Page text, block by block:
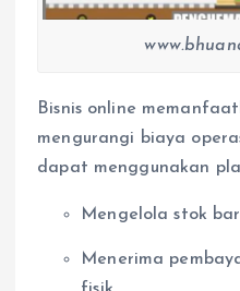
Bisnis online
mengurangi biaya
dapat menggunakan
Mengelola stok
Menerima